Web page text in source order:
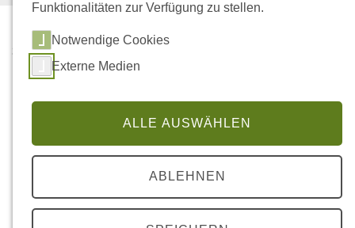
STARTSEITE
...
UMWELTVORSORGE
PLANUNG
Umweltvorsorge und
Öffentliche Planung
Funktionalitäten zur Verfügung zu stellen.
Notwendige Cookies
Externe Medien
ALLE AUSWÄHLEN
ABLEHNEN